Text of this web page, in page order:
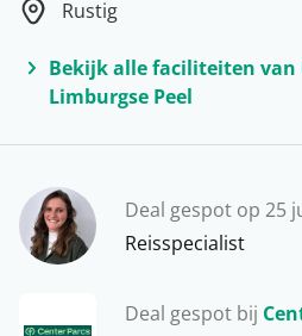
Deal gespot op 25
Reisspecialist
Deal gespot bij
vlaai in het altijd bijzondere
Roermond en kun je het 3-
komen. En vergeet natuurlijk
niet, waar je een rondleiding
survivallen en zelfs fietstochten
Limburg is niet mogelijk!
Rustig
Bekijk alle faciliteiten van
Limburgse Peel